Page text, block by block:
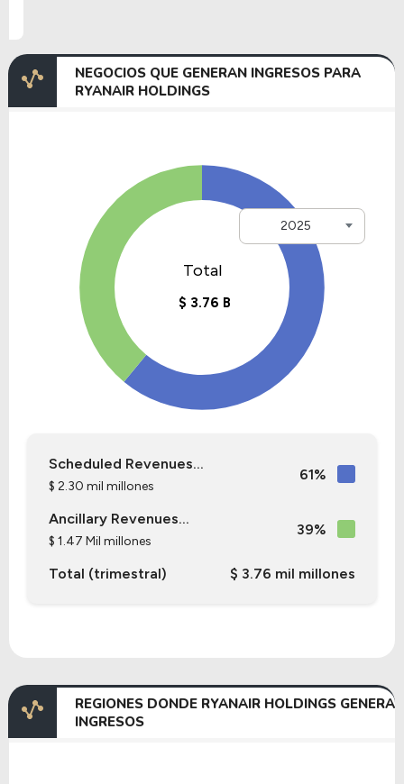
NEGOCIOS QUE GENERAN INGRESOS PARA
RYANAIR HOLDINGS
2025
Scheduled Revenues...
$ 2.30 mil millones
61%
Ancillary Revenues...
$ 1.47 Mil millones
39%
Total (trimestral) $ 3.76 mil millones
REGIONES DONDE RYANAIR HOLDINGS GENERA
INGRESOS